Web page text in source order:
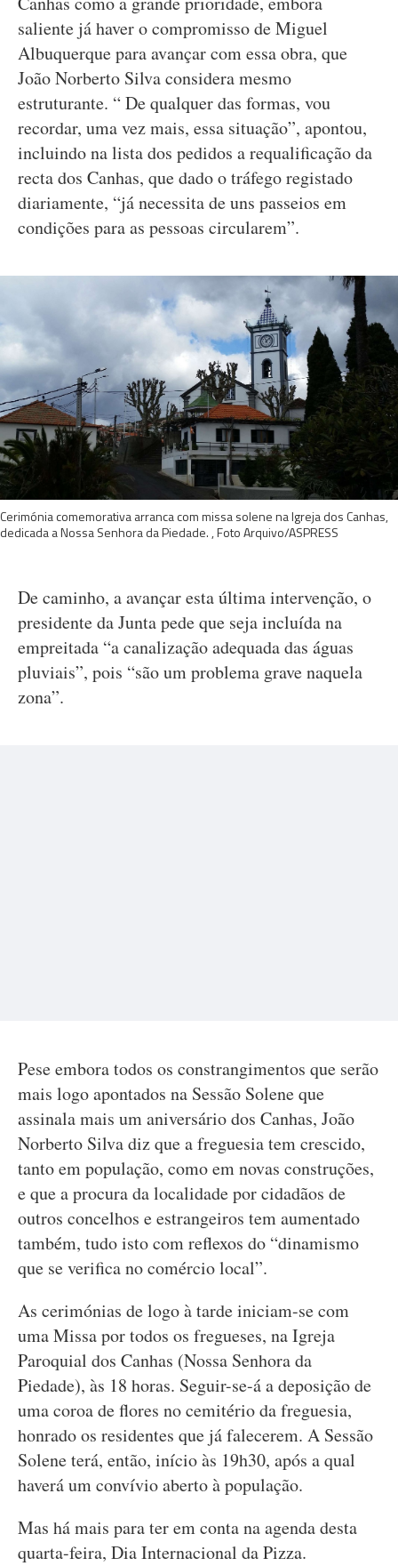
saliente já haver o compromisso de Miguel
Albuquerque para avançar com essa obra, que
João Norberto Silva considera mesmo
estruturante. “ De qualquer das formas, vou
recordar, uma vez mais, essa situação”, apontou,
incluindo na lista dos pedidos a requalificação da
recta dos Canhas, que dado o tráfego registado
diariamente, “já necessita de uns passeios em
condições para as pessoas circularem”.
Cerimónia comemorativa arranca com missa solene na Igreja dos Canhas,
dedicada a Nossa Senhora da Piedade. , Foto Arquivo/ASPRESS
De caminho, a avançar esta última intervenção, o
presidente da Junta pede que seja incluída na
empreitada “a canalização adequada das águas
pluviais”, pois “são um problema grave naquela
zona”.
Pese embora todos os constrangimentos que serão
mais logo apontados na Sessão Solene que
assinala mais um aniversário dos Canhas, João
Norberto Silva diz que a freguesia tem crescido,
tanto em população, como em novas construções,
e que a procura da localidade por cidadãos de
outros concelhos e estrangeiros tem aumentado
também, tudo isto com reflexos do “dinamismo
que se verifica no comércio local”.
As cerimónias de logo à tarde iniciam-se com
uma Missa por todos os fregueses, na Igreja
Paroquial dos Canhas (Nossa Senhora da
Piedade), às 18 horas. Seguir-se-á a deposição de
uma coroa de flores no cemitério da freguesia,
honrado os residentes que já falecerem. A Sessão
Solene terá, então, início às 19h30, após a qual
haverá um convívio aberto à população.
Mas há mais para ter em conta na agenda desta
quarta-feira, Dia Internacional da Pizza.